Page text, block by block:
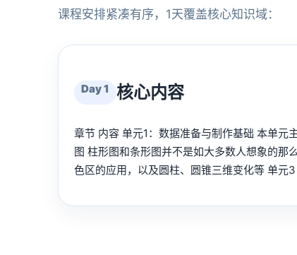
课程安排紧凑有序，1天覆盖核心知识域：
Day 1 核心内容
章节 内容 单元1：数据准备与制作基础 本单元
图 柱形图和条形图并不是如大多数人想象的那
色区的应用，以及圆柱、圆锥三维变化等 单元